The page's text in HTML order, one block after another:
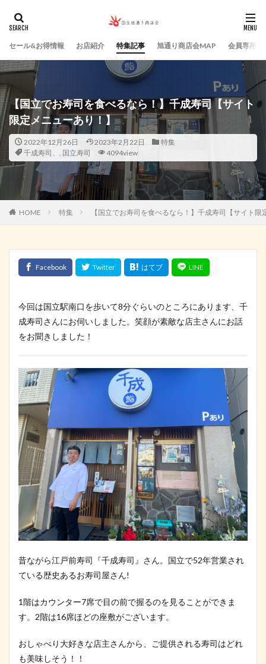
セール&お得情報 お店紹介 特集記事 旭通り商店会MAP 会員専用ペ
【国立でお寿司を食べるなら！】千成寿司【サイト
限定メニューあり！】
2022年12月26日 2023年2月22日
特集
千成寿司、 , 国立寿司 4094view
HOME 特集 【国立でお寿司を食べるなら！】千成寿司【サイト限
今回は国立駅南口を歩いて8分ぐらいのところにあります、千
成寿司さんにお伺いしました。笑顔が素敵な店主さんにお話
をお聞きしました！
昔ながら江戸前寿司『千成寿司』さん。国立で52年営業され
ている歴史あるお寿司屋さん!
1階はカウンター7席で目の前で握るのを見ることができま
す。2階は16席ほどの座敷がございます。
おしゃべり大好きな店主さんから、ご提供される寿司はどれ
も美味しそう！！